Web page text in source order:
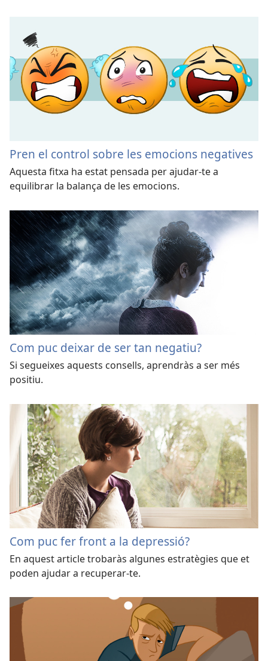
Pren el control sobre les emocions negatives
Aquesta fitxa ha estat pensada per ajudar-te a
equilibrar la balança de les emocions.
Com puc deixar de ser tan negatiu?
Si segueixes aquests consells, aprendràs a ser més
positiu.
Com puc fer front a la depressió?
En aquest article trobaràs algunes estratègies que et
poden ajudar a recuperar-te.